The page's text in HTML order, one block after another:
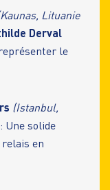
Lituanie
Derval
le
(Istanbul,
Une solide
relais en